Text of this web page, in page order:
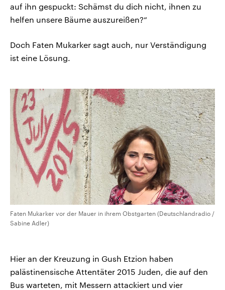
auf ihn gespuckt: Schämst du dich nicht, ihnen zu
helfen unsere Bäume auszureißen?“
Doch Faten Mukarker sagt auch, nur Verständigung
ist eine Lösung.
Faten Mukarker vor der Mauer in ihrem Obstgarten (Deutschlandradio /
Sabine Adler)
Hier an der Kreuzung in Gush Etzion haben
palästinensische Attentäter 2015 Juden, die auf den
Bus warteten, mit Messern attackiert und vier